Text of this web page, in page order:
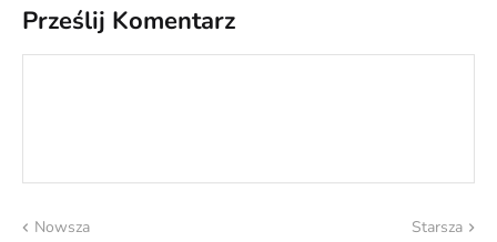
Prześlij Komentarz
Nowsza Starsza